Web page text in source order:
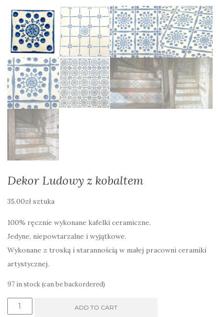
Dekor Ludowy z kobaltem
35.00zł sztuka
100% ręcznie wykonane kafelki ceramiczne.
Jedyne, niepowtarzalne i wyjątkowe.
Wykonane z troską i starannością w małej pracowni ceramiki
artystycznej.
97 in stock (can be backordered)
Dekor
ADD TO CART